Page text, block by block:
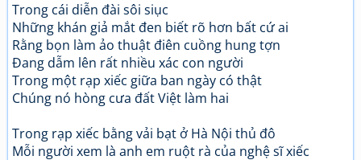
Trong cái diễn đài sôi siục
Những khán giả mắt đen biết rõ hơn bất cứ ai
Rằng bọn làm ảo thuật điên cuồng hung tợn
Đang dẫm lên rất nhiều xác con người
Trong một rạp xiếc giữa ban ngày có thật
Chúng nó hòng cưa đất Việt làm hai
Trong rạp xiếc bằng vải bạt ở Hà Nội thủ đô
Mỗi người xem là anh em ruột rà của nghệ sĩ xiếc